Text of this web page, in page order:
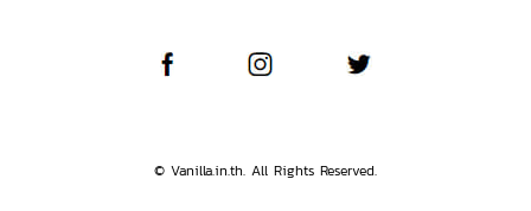
© Vanilla.in.th. All Rights Reserved.